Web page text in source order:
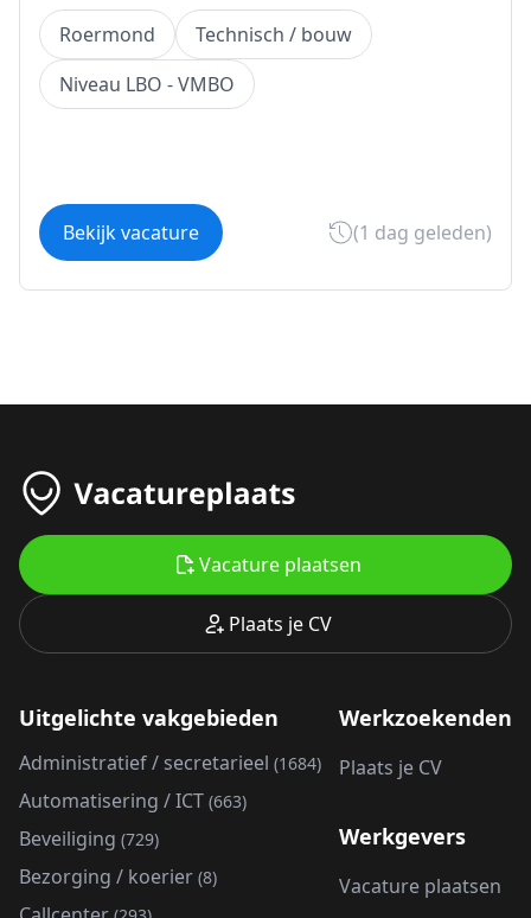
Roermond
Technisch / bouw
Niveau LBO - VMBO
Bekijk vacature (1 dag geleden)
Plaats je CV
Vacature plaatsen
Uitgelichte vakgebieden
Administratief / secretarieel (1684)
Automatisering / ICT (663)
Beveiliging (729)
Bezorging / koerier (8)
Werkzoekenden
Plaats je CV
Werkgevers
Vacature plaatsen